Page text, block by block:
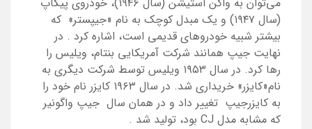
(سال ۱۹۴۷) و یک مبدل کوچک به نام «جیپستر» که
بیشتر شبیه خودروهای قدیمی است، اشاره کرد . در
نهایت جیپ همانند شرکت آمریکایی بنتام، ویلیس را
رها کرد. در سال ۱۹۵۳ ویلیس توسط شرکت دیگری به
نام«کایزر» خریداری شد. در سال ۱۹۶۳ کایزر نام خود را
به کایزرجیپ تغییر داد و در همان سال جیپ واگونیر
که مشابه مدل CJ بود، تولید شد .